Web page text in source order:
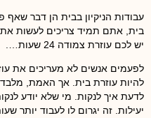
עבודות הניקיון בבית הן דבר
בית, אתם תמיד צריכים לעשות את
יש לכם עוזרת צמודה 24 שעות….
לפעמים אנשים לא מעריכים את
להיות עוזרת בית. אך האמת,
לדעת איך לנקות. מי שלא יודע
יעילות. זה יגרום לו לעבוד יותר